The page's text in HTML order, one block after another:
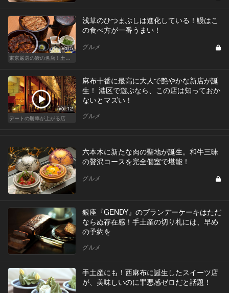
Vol.5
東京厳選の鰻の名店！土用の丑の日じゃなくても行きたい
浅草のひつまぶしは進化している！鰻はこ
の食べ方が一番うまい！
グルメ
Vol.12
デートの勝率が上がる店
麻布十番に最高に大人で艶やかな新店が誕
生！ 港区で遊ぶなら、この店は知っておか
ないとマズい！
グルメ
六本木に新たな肉の聖地が誕生。和牛三昧
の贅沢コースを完全個室で堪能！
グルメ
銀座『GENDY』のブランデーケーキはただ
ならぬ存在感！手土産の切り札には、早め
の予約を
グルメ
手土産にも！西麻布に誕生したスイーツ店
が、美味しいのに罪悪感ゼロだと話題！